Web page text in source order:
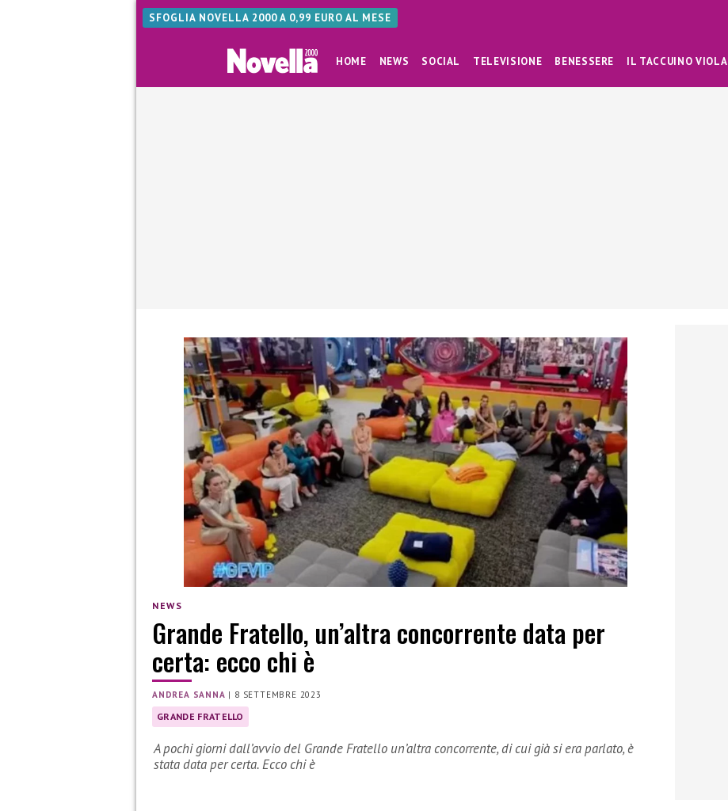
SFOGLIA NOVELLA 2000 A 0,99 EURO AL MESE
HOME NEWS SOCIAL TELEVISIONE BENESSERE IL TACCUINO VIOLA
NEWS
Grande Fratello, un’altra concorrente data per
certa: ecco chi è
ANDREA SANNA | 8 SETTEMBRE 2023
GRANDE FRATELLO
A pochi giorni dall’avvio del Grande Fratello un’altra concorrente, di cui già si era parlato, è
stata data per certa. Ecco chi è